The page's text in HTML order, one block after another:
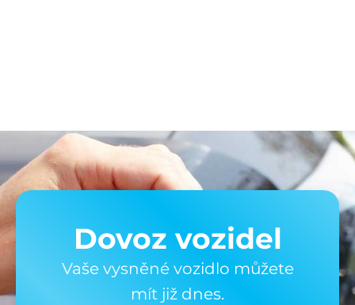
Dovoz vozidel
Vaše vysněné vozidlo můžete
mít již dnes.